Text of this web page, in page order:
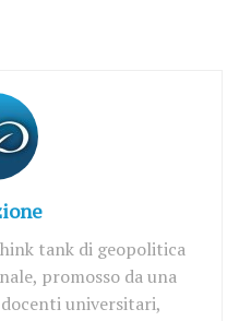
tank di geopolitica
promosso da una
universitari,